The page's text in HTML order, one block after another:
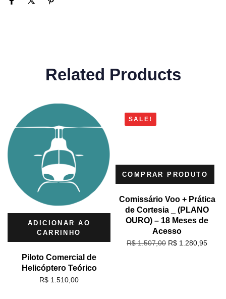
Related Products
ADICIONAR AO
CARRINHO
Piloto Comercial de
Helicóptero Teórico
R$ 1.510,00
SALE!
COMPRAR PRODUTO
Comissário Voo + Prática
de Cortesia _ (PLANO
OURO) – 18 Meses de
Acesso
R$1.507,00 R$ 1.280,95